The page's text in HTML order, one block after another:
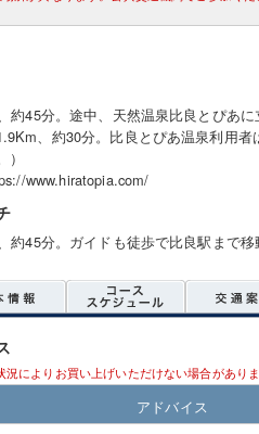
約45分。途中、天然温泉比良とぴあ
、約30分。比良とぴあ温泉利用
www.hiratopia.com/
約45分。ガイドも徒歩で比良駅まで
況によりお買い上げいただけない場合があり
アドバイス